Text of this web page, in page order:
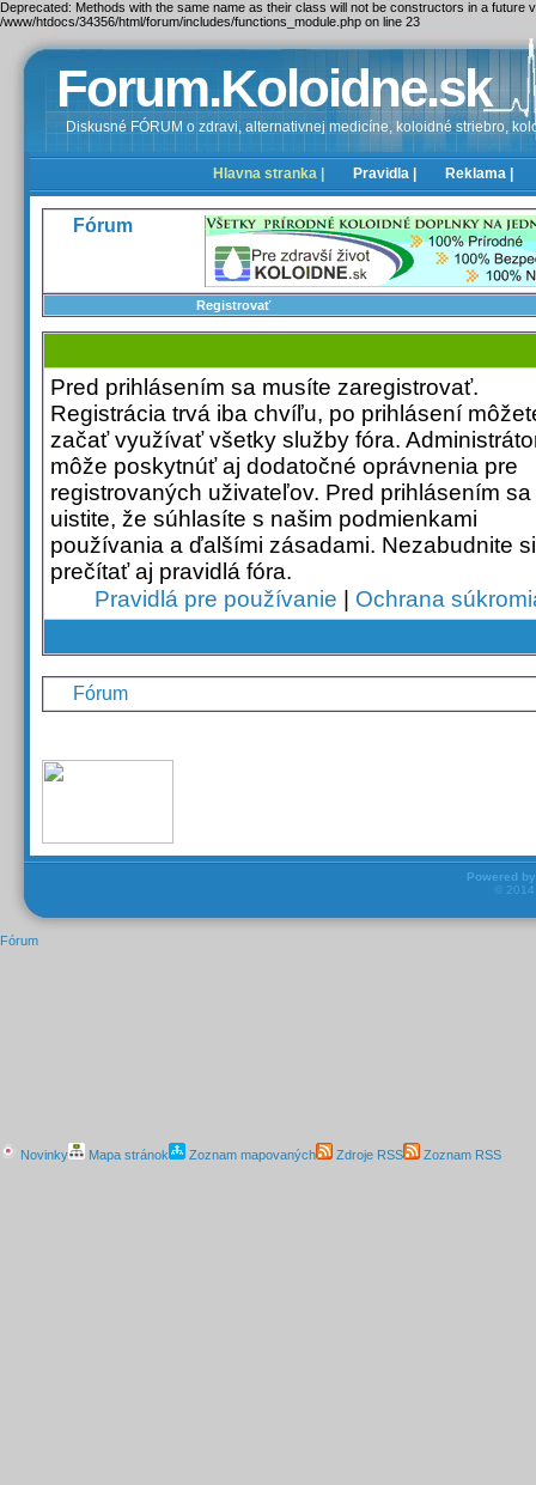
Deprecated: Methods with the same name as their class will not be constructors in a
/www/htdocs/34356/html/forum/includes/functions_module.php on line 23
Forum.Koloidne.sk
Diskusné FÓRUM o zdravi, alternativnej medicíne, koloidné striebro,
Hlavna stranka | Pravidla | Reklama |
Fórum
Registrovať
Pred prihlásením sa musíte zaregistrovať.
Registrácia trvá iba chvíľu, po prihlásení
začať využívať všetky služby fóra.
môže poskytnúť aj dodatočné oprávnenia pre
registrovaných uživateľov. Pred prihlásením sa
uistite, že súhlasíte s našim podmienkami
používania a ďalšími zásadami. Nezabudnite si
prečítať aj pravidlá fóra.
Pravidlá pre používanie
Ochrana
Fórum
Powered by
©
Fórum
Novinky Mapa stránok Zoznam mapovaných Zdroje RSS Zoznam RSS